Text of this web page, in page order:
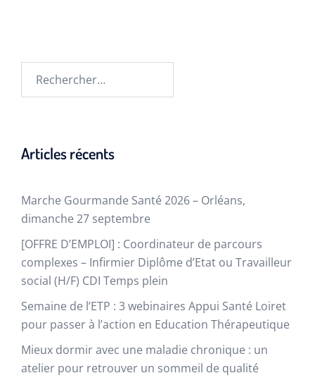
Articles récents
Marche Gourmande Santé 2026 – Orléans,
dimanche 27 septembre
[OFFRE D’EMPLOI] : Coordinateur de parcours
complexes – Infirmier Diplôme d’Etat ou Travailleur
social (H/F) CDI Temps plein
Semaine de l’ETP : 3 webinaires Appui Santé Loiret
pour passer à l’action en Education Thérapeutique​
Mieux dormir avec une maladie chronique : un
atelier pour retrouver un sommeil de qualité